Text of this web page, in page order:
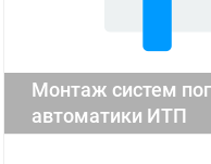
Монтаж систем
автоматики ИТП